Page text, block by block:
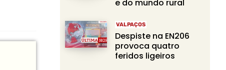
e do mundo rural
VALPAÇOS
Despiste na EN206
provoca quatro
feridos ligeiros